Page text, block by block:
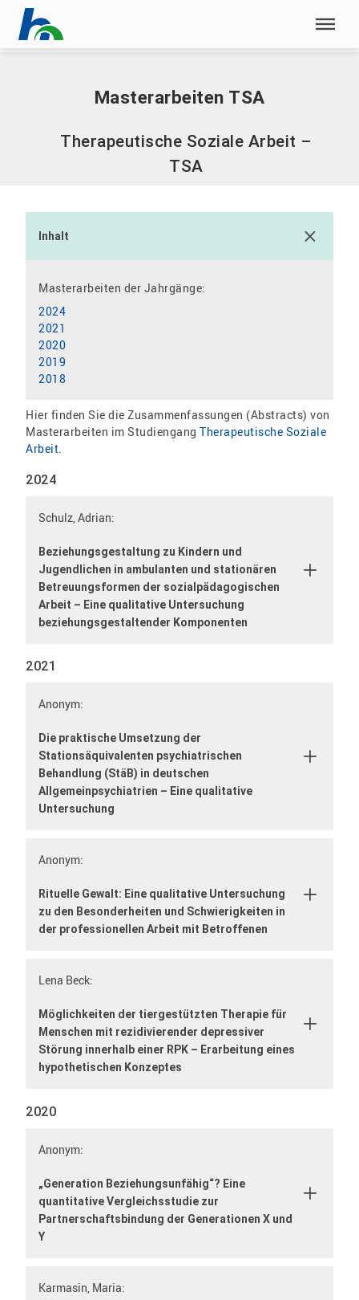
Menü überspringen
Home |Masterarbeiten TSA
Masterarbeiten TSA
Therapeutische Soziale Arbeit –
TSA
Inhalt
Masterarbeiten der Jahrgänge:
2024
2021
2020
2019
2018
Hier finden Sie die Zusammenfassungen (Abstracts) von
Masterarbeiten im StudiengangTherapeutische Soziale
Arbeit.
2024
Schulz, Adrian:
Beziehungsgestaltung zu Kindern und
Jugendlichen in ambulanten und stationären
Betreuungsformen der sozialpädagogischen
Arbeit – Eine qualitative Untersuchung
beziehungsgestaltender Komponenten
2021
Anonym:
Die praktische Umsetzung der
Stationsäquivalenten psychiatrischen
Behandlung (StäB) in deutschen
Allgemeinpsychiatrien – Eine qualitative
Untersuchung
Anonym:
Rituelle Gewalt: Eine qualitative Untersuchung
zu den Besonderheiten und Schwierigkeiten in
der professionellen Arbeit mit Betroffenen
Lena Beck:
Möglichkeiten der tiergestützten Therapie für
Menschen mit rezidivierender depressiver
Störung innerhalb einer RPK – Erarbeitung eines
hypothetischen Konzeptes
2020
Anonym:
„Generation Beziehungsunfähig“? Eine
quantitative Vergleichsstudie zur
Partnerschaftsbindung der Generationen X und
Y
Karmasin, Maria: